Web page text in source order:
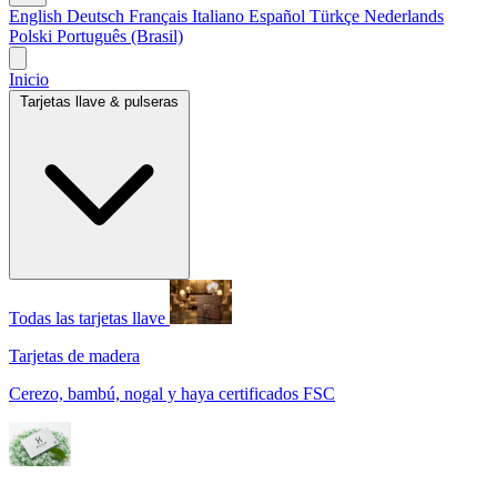
English Deutsch Français Italiano Español Türkçe Nederlands
Polski Português (Brasil)
Inicio
Todas las tarjetas llave
Tarjetas de madera
Cerezo, bambú, nogal y haya certificados FSC